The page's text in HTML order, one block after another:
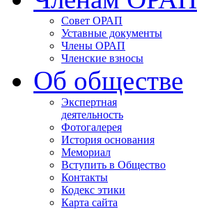
Совет ОРАП
Уставные документы
Члены ОРАП
Членские взносы
Об обществе
Экспертная
деятельность
Фотогалерея
История основания
Мемориал
Вступить в Общество
Контакты
Кодекс этики
Карта сайта